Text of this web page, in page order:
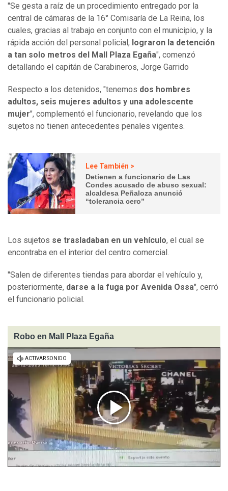
"Se gesta a raíz de un procedimiento entregado por la
central de cámaras de la 16° Comisaría de La Reina, los
cuales, gracias al trabajo en conjunto con el municipio, y la
rápida acción del personal policial, lograron la detención
a tan solo metros del Mall Plaza Egaña", comenzó
detallando el capitán de Carabineros, Jorge Garrido
Respecto a los detenidos, "tenemos dos hombres
adultos, seis mujeres adultos y una adolescente
mujer", complementó el funcionario, revelando que los
sujetos no tienen antecedentes penales vigentes.
Lee También >
Detienen a funcionario de Las
Condes acusado de abuso sexual:
alcaldesa Peñaloza anunció
“tolerancia cero”
Los sujetos se trasladaban en un vehículo, el cual se
encontraba en el interior del centro comercial.
"Salen de diferentes tiendas para abordar el vehículo y,
posteriormente, darse a la fuga por Avenida Ossa", cerró
el funcionario policial.
Robo en Mall Plaza Egaña